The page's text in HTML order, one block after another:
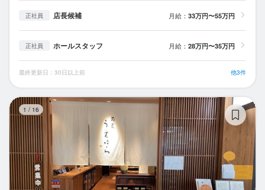
正社員 店長候補 月給： 33万円〜55万円
正社員 ホールスタッフ 月給： 28万円〜35万円
最終更新日：30日以上前 他3件
1 / 16